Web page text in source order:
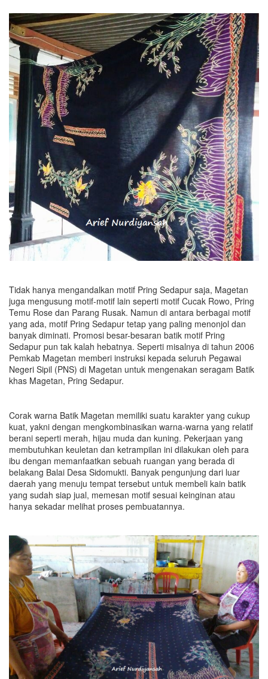
Tidak hanya mengandalkan motif Pring Sedapur saja, Magetan
juga mengusung motif-motif lain seperti motif Cucak Rowo, Pring
Temu Rose dan Parang Rusak. Namun di antara berbagai motif
yang ada, motif Pring Sedapur tetap yang paling menonjol dan
banyak diminati. Promosi besar-besaran batik motif Pring
Sedapur pun tak kalah hebatnya. Seperti misalnya di tahun 2006
Pemkab Magetan memberi instruksi kepada seluruh Pegawai
Negeri Sipil (PNS) di Magetan untuk mengenakan seragam Batik
khas Magetan, Pring Sedapur.
Corak warna Batik Magetan memiliki suatu karakter yang cukup
kuat, yakni dengan mengkombinasikan warna-warna yang relatif
berani seperti merah, hijau muda dan kuning. Pekerjaan yang
membutuhkan keuletan dan ketrampilan ini dilakukan oleh para
ibu dengan memanfaatkan sebuah ruangan yang berada di
belakang Balai Desa Sidomukti. Banyak pengunjung dari luar
daerah yang menuju tempat tersebut untuk membeli kain batik
yang sudah siap jual, memesan motif sesuai keinginan atau
hanya sekadar melihat proses pembuatannya.